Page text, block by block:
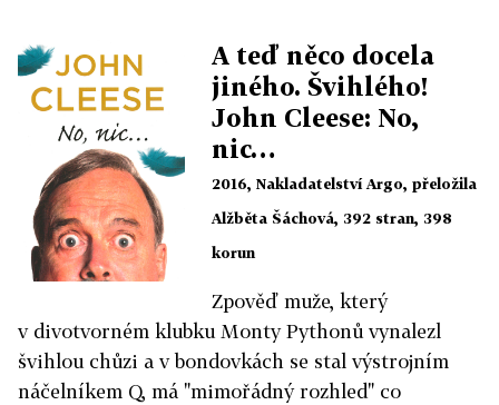
A teď něco docela
jiného. Švihlého!
John Cleese: No,
nic…
2016, Nakladatelství Argo, přeložila
Alžběta Šáchová, 392 stran, 398
korun
Zpověď muže, který
v divotvorném klubku Monty Pythonů vynalezl
švihlou chůzi a v bondovkách se stal výstrojním
náčelníkem Q, má "mimořádný rozhled" co